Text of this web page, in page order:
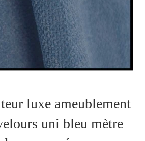
luxe ameublement
uni bleu mètre